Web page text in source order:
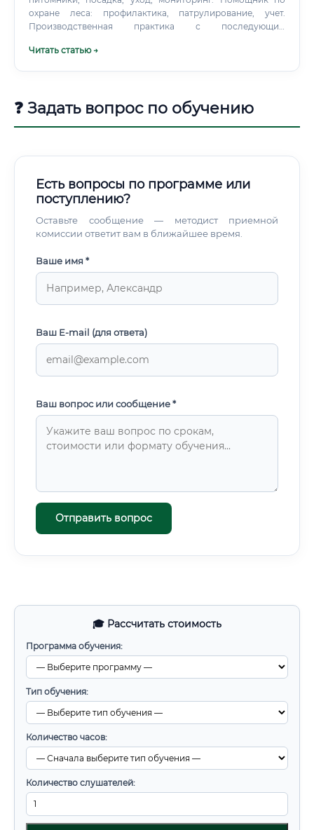
🎓 Рассчитать стоимость
Программа обучения:
Тип обучения:
Количество часов:
Количество слушателей:
охране леса: профилактика, патрулирование, учет.
Производственная практика с последующим
лучших практикантов на позиции junior.
Читать статью →
❓ Задать вопрос по обучению
Есть вопросы по программе или
поступлению?
Оставьте сообщение — методист приемной
комиссии ответит вам в ближайшее время.
Ваше имя *
Ваш E-mail (для ответа)
Ваш вопрос или сообщение *
Отправить вопрос